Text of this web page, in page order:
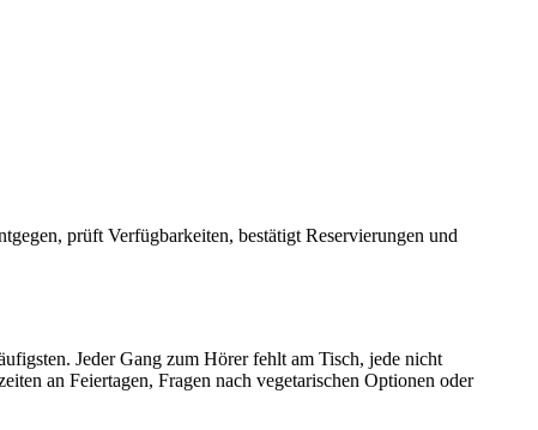
prüft Verfügbarkeiten, bestätigt Reservierungen und
Jeder Gang zum Hörer fehlt am Tisch, jede nicht
an Feiertagen, Fragen nach vegetarischen Optionen oder